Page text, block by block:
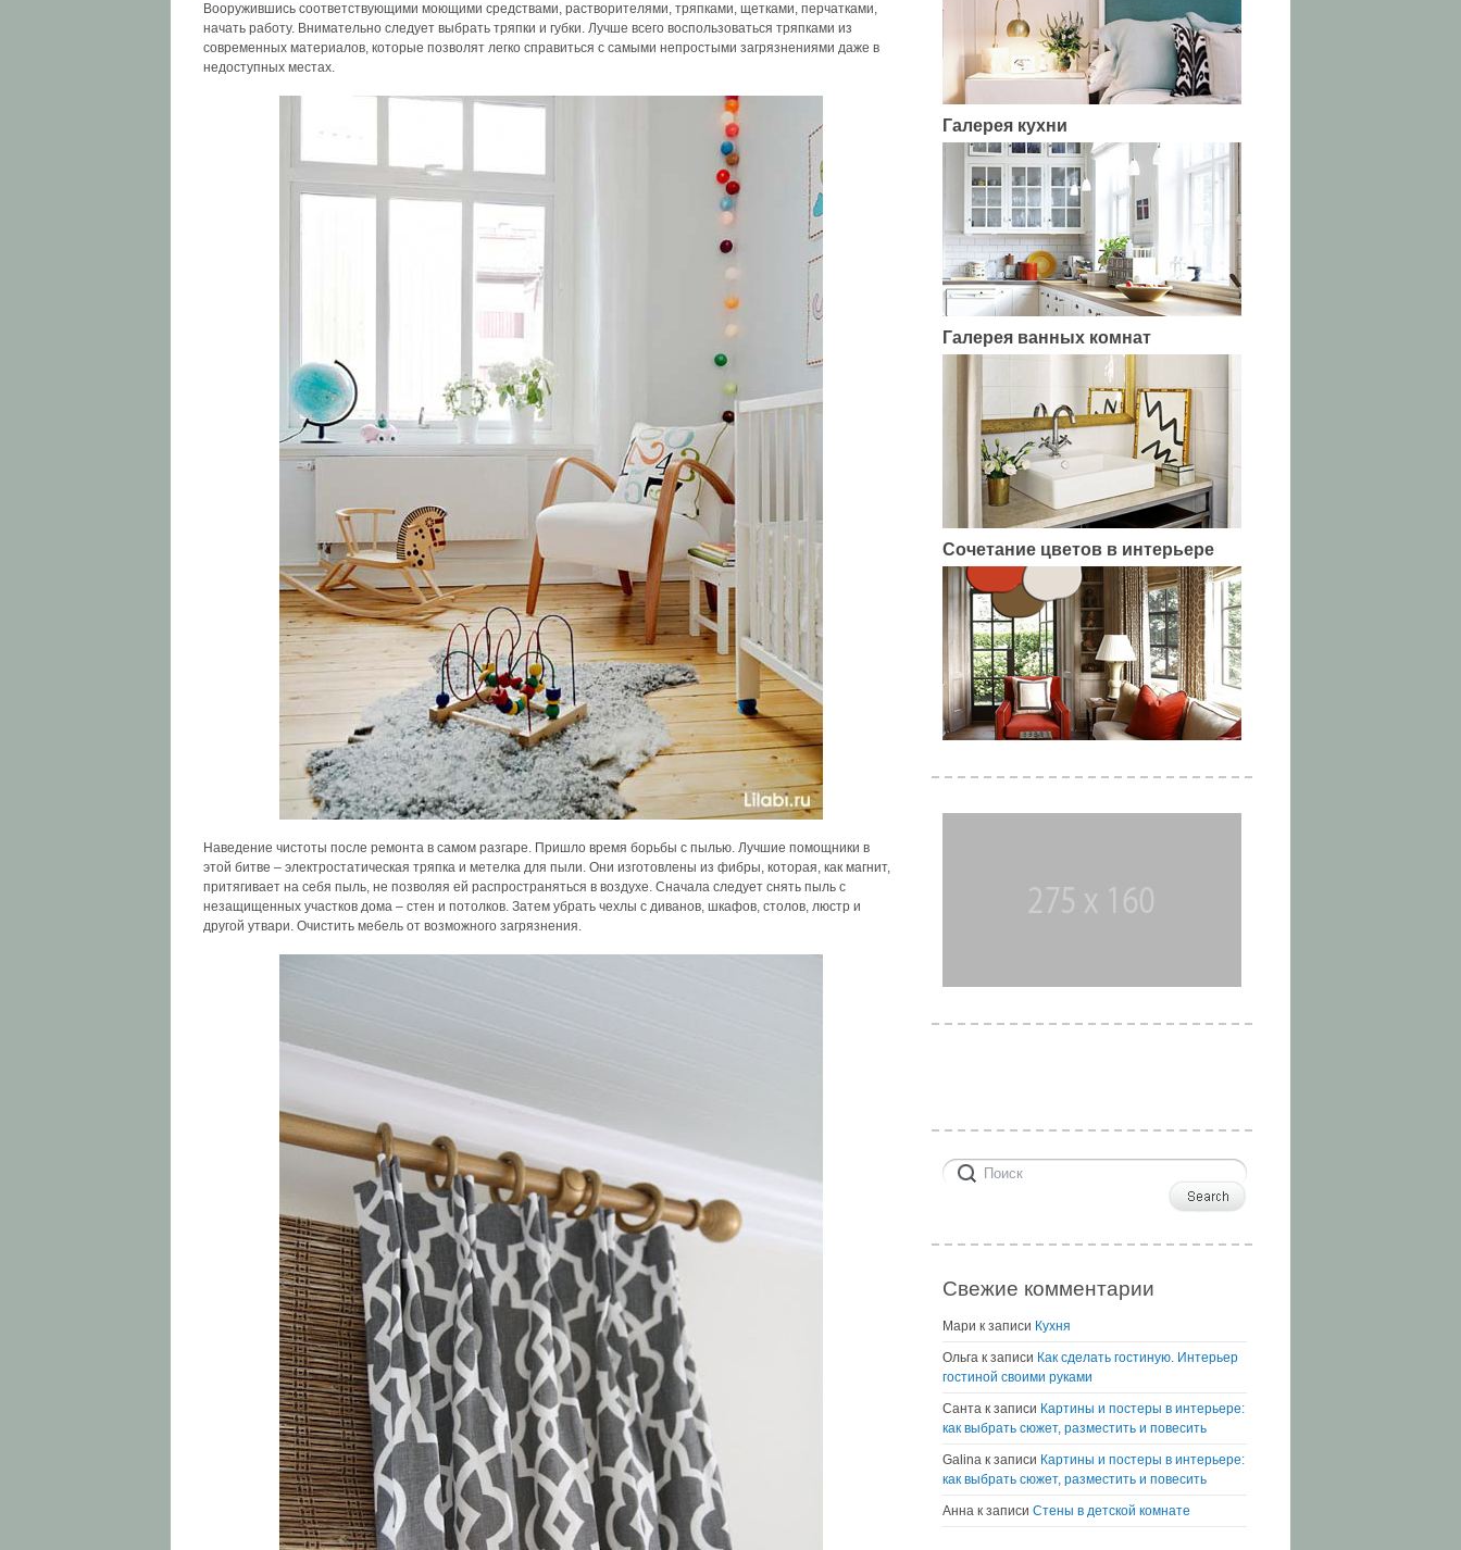
Вооружившись соответствующими моющими средствами, растворителями, тряпками, щетками, перчатками,
начать работу. Внимательно следует выбрать тряпки и губки. Лучше всего воспользоваться тряпками из
современных материалов, которые позволят легко справиться с самыми непростыми загрязнениями даже в
недоступных местах.
Наведение чистоты после ремонта в самом разгаре. Пришло время борьбы с пылью. Лучшие помощники в
этой битве – электростатическая тряпка и метелка для пыли. Они изготовлены из фибры, которая, как магнит,
притягивает на себя пыль, не позволяя ей распространяться в воздухе. Сначала следует снять пыль с
незащищенных участков дома – стен и потолков. Затем убрать чехлы с диванов, шкафов, столов, люстр и
другой утвари. Очистить мебель от возможного загрязнения.
Галерея кухни
Галерея ванных комнат
Сочетание цветов в интерьере
Свежие комментарии
Мари к записи Кухня
Ольга к записи Как сделать гостиную. Интерьер
гостиной своими руками
Санта к записи Картины и постеры в интерьере:
как выбрать сюжет, разместить и повесить
Galina к записи Картины и постеры в интерьере:
как выбрать сюжет, разместить и повесить
Анна к записи Стены в детской комнате